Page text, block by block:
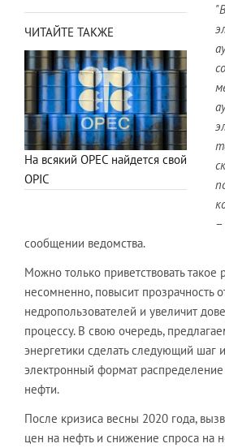
ЧИТАЙТЕ ТАКЖЕ
На всякий OPEC найдется свой
OPIC
–
сообщении ведомства.
Можно только приветствовать такое
несомненно, повысит прозрачность
недропользователей и увеличит
процессу. В свою очередь,
энергетики сделать следующий шаг
электронный формат распределение
нефти.
После кризиса весны 2020 года,
цен на нефть и снижение спроса на